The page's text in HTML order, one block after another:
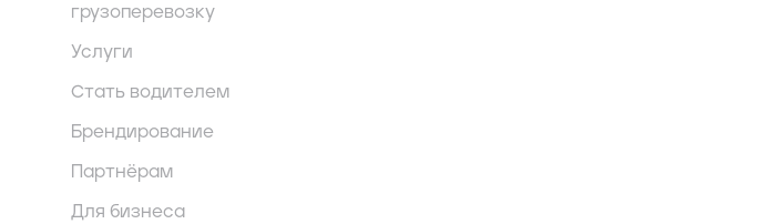
грузоперевозку
Услуги
Стать водителем
Брендирование
Партнёрам
Для бизнеса